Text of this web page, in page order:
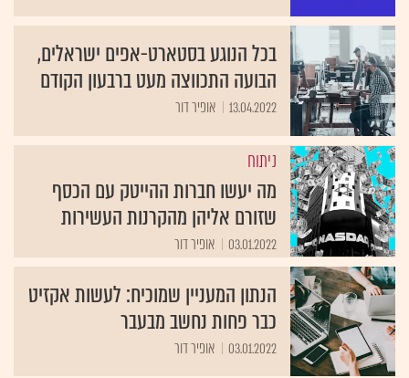
בכל הנוגע בסטארט-אפים ישראלים,
הבועה התכווצה מעט ברבעון הקודם
13.04.2022 אופיר דור
ניתוח
מה יעשו חברות ההייטק עם הכסף
שזורם אליהן מהקרנות העשירות
03.01.2022 אופיר דור
הנתון המעניין שמוכיח: לעשות אקזיט
כבר פחות נחשב מבעבר
03.01.2022 אופיר דור